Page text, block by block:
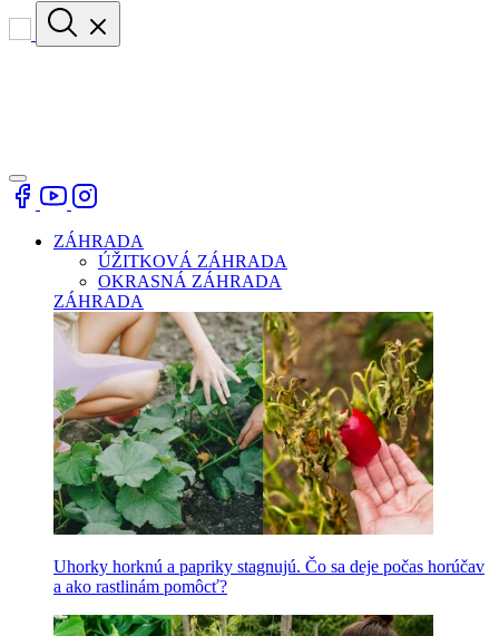
ZÁHRADA
ÚŽITKOVÁ ZÁHRADA
OKRASNÁ ZÁHRADA
ZÁHRADA
Uhorky horknú a papriky stagnujú. Čo sa deje počas horúčav
a ako rastlinám pomôcť?